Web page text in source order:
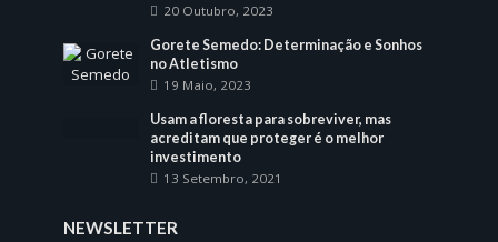
20 Outubro, 2023
Gorete Semedo: Determinação e Sonhos
no Atletismo
19 Maio, 2023
Usam a floresta para sobreviver, mas
acreditam que proteger é o melhor
investimento
13 Setembro, 2021
NEWSLETTER